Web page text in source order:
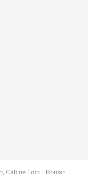
Cabine Foto - Roman